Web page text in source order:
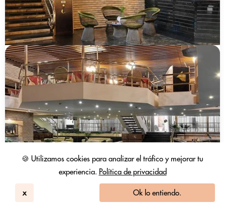
🍪 Utilizamos cookies para analizar el tráfico y mejorar tu
experiencia. Política de privacidad
x Ok lo entiendo.